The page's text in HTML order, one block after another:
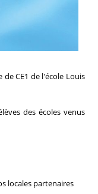
de CE1 de l'école Louis
des écoles venus
locales partenaires